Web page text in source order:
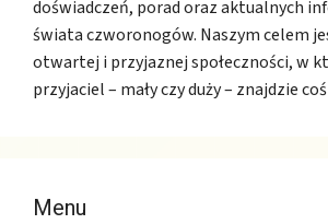
doświadczeń, porad oraz aktualnych
świata czworonogów. Naszym celem
otwartej i przyjaznej społeczności, w
przyjaciel – mały czy duży – znajdzie
Menu